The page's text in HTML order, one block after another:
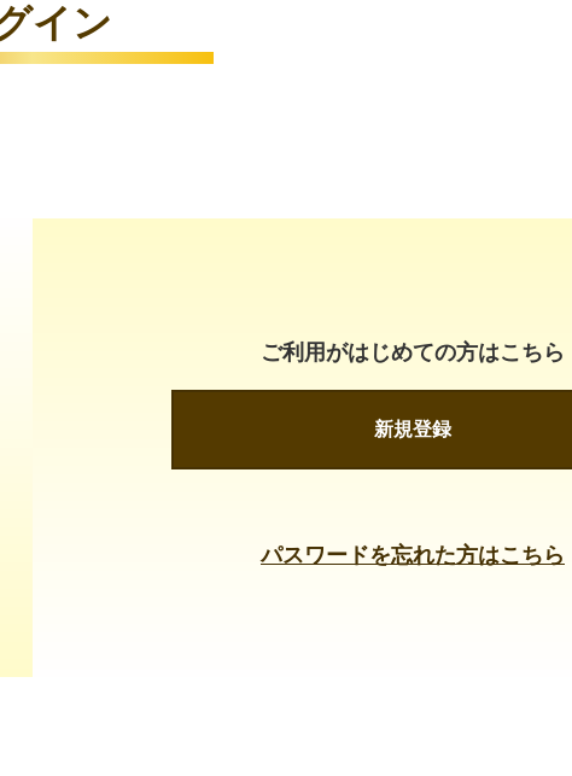
イン
ご利用がはじめての方はこちら
新規登録
パスワードを忘れた方はこちら